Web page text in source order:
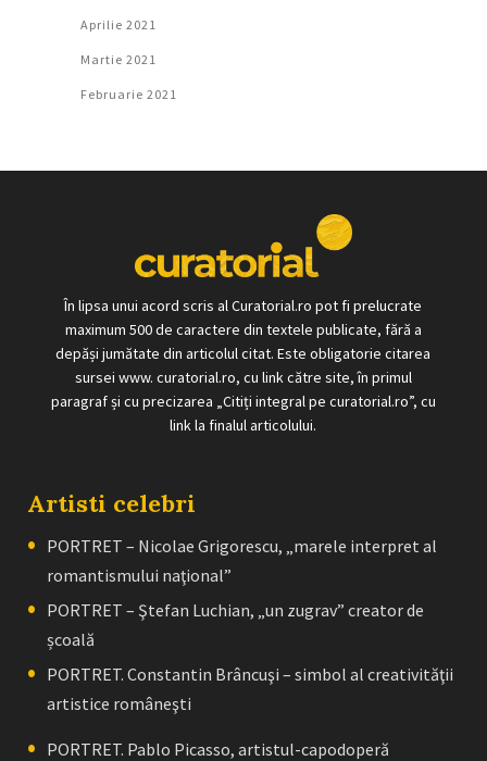
Aprilie 2021
Martie 2021
Februarie 2021
În lipsa unui acord scris al Curatorial.ro pot fi prelucrate
maximum 500 de caractere din textele publicate, fără a
depăși jumătate din articolul citat. Este obligatorie citarea
sursei www. curatorial.ro, cu link către site, în primul
paragraf și cu precizarea „Citiți integral pe curatorial.ro”, cu
link la finalul articolului.
Artisti celebri
PORTRET – Nicolae Grigorescu, „marele interpret al
romantismului naţional”
PORTRET – Ştefan Luchian, „un zugrav” creator de
școală
PORTRET. Constantin Brâncuşi – simbol al creativităţii
artistice româneşti
PORTRET. Pablo Picasso, artistul-capodoperă